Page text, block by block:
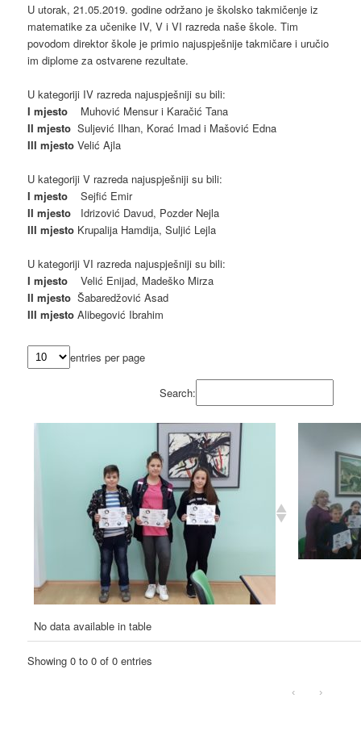
U utorak, 21.05.2019. godine održano je školsko takmičenje iz
matematike za učenike IV, V i VI razreda naše škole. Tim
povodom direktor škole je primio najuspješnije takmičare i uručio
im diplome za ostvarene rezultate.
U kategoriji IV razreda najuspješniji su bili:
I mjesto Muhović Mensur i Karačić Tana
II mjesto Suljević Ilhan, Korać Imad i Mašović Edna
III mjesto Velić Ajla
U kategoriji V razreda najuspješniji su bili:
I mjesto Sejfić Emir
II mjesto Idrizović Davud, Pozder Nejla
III mjesto Krupalija Hamdija, Suljić Lejla
U kategoriji VI razreda najuspješniji su bili:
I mjesto Velić Enijad, Madeško Mirza
II mjesto Šabaredžović Asad
III mjesto Alibegović Ibrahim
entries per page
Search:
No data available in table
Showing 0 to 0 of 0 entries
‹ ›